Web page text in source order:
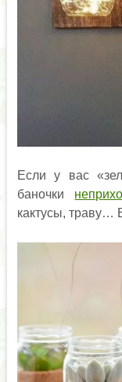
Если у вас
баночки
кактусы, траву…